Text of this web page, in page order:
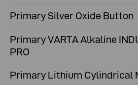
Primary Silver Oxide Button
Primary VARTA Alkaline
PRO
Primary Lithium Cylindrical